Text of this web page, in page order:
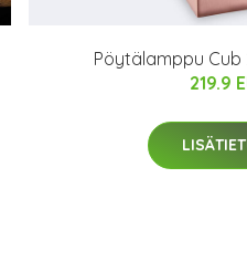
Pöytälamppu Cub
219.9